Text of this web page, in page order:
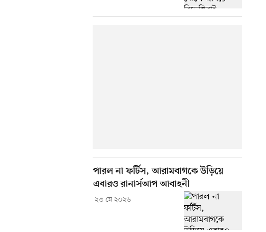
পারল না ফর্টিস, আরামবাগকে উড়িয়ে
এবারও রানার্সআপ আবাহনী
২৩ মে ২০২৬